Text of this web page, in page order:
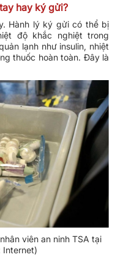
hay ký gửi?
Hành lý ký gửi có thể bị
độ khắc nghiệt trong
lạnh như insulin, nhiệt
thuốc hoàn toàn. Đây là
viên an ninh TSA tại
Internet)